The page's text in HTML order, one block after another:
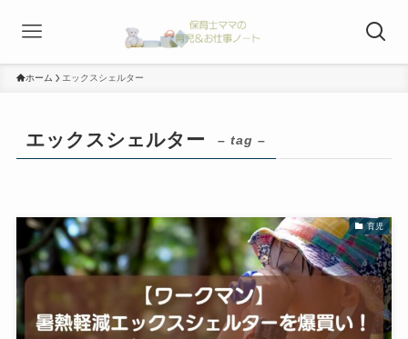
ホーム エックスシェルター
エックスシェルター – tag –
育児